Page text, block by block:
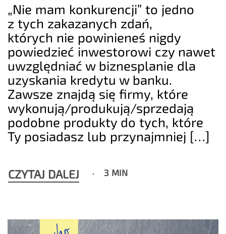
„Nie mam konkurencji” to jedno
z tych zakazanych zdań,
których nie powinieneś nigdy
powiedzieć inwestorowi czy nawet
uwzględniać w biznesplanie dla
uzyskania kredytu w banku.
Zawsze znajdą się firmy, które
wykonują/produkują/sprzedają
podobne produkty do tych, które
Ty posiadasz lub przynajmniej […]
CZYTAJ DALEJ 3 MIN